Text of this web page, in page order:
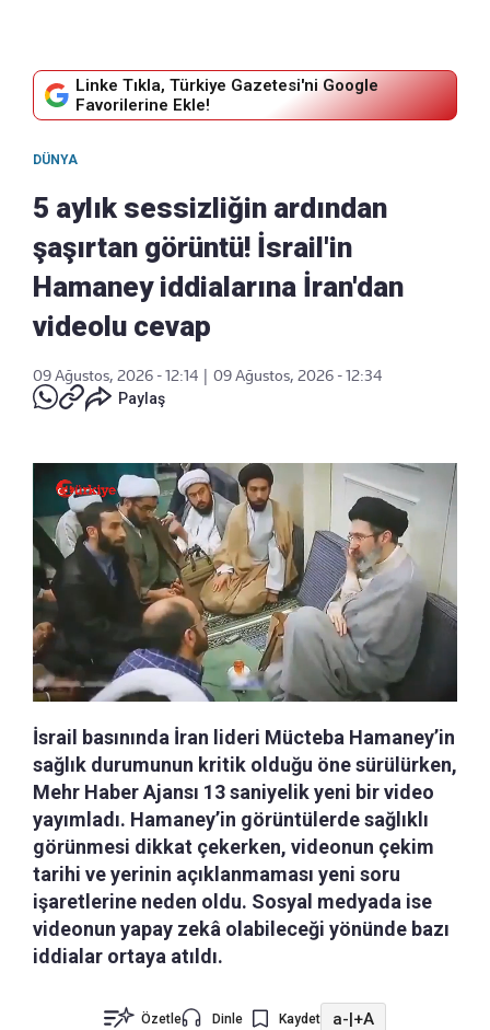
Linke Tıkla, Türkiye Gazetesi'ni Google
Favorilerine Ekle!
DÜNYA
5 aylık sessizliğin ardından
şaşırtan görüntü! İsrail'in
Hamaney iddialarına İran'dan
videolu cevap
09 Ağustos, 2026 - 12:14
09 Ağustos, 2026 - 12:34
Paylaş
İsrail basınında İran lideri Mücteba Hamaney’in
sağlık durumunun kritik olduğu öne sürülürken,
Mehr Haber Ajansı 13 saniyelik yeni bir video
yayımladı. Hamaney’in görüntülerde sağlıklı
görünmesi dikkat çekerken, videonun çekim
tarihi ve yerinin açıklanmaması yeni soru
işaretlerine neden oldu. Sosyal medyada ise
videonun yapay zekâ olabileceği yönünde bazı
iddialar ortaya atıldı.
Özetle Dinle Kaydet a-|+A